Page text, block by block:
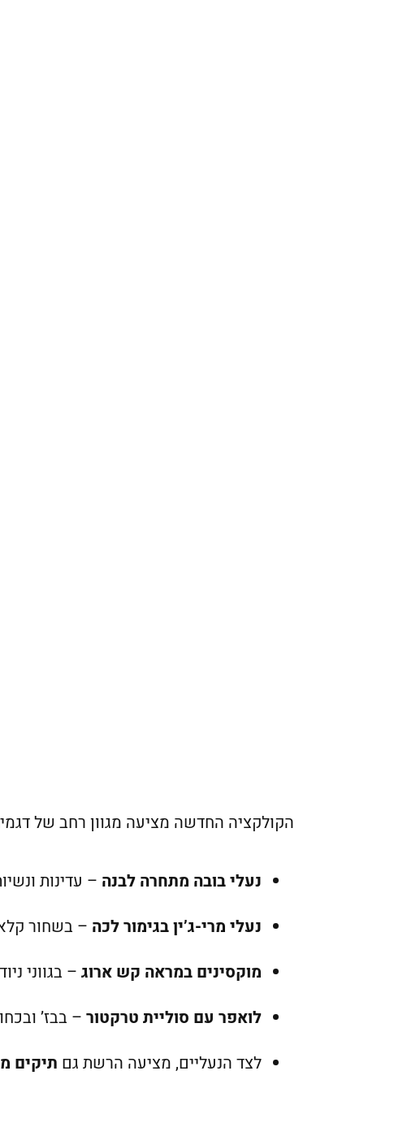
הקולקציה החדשה מציעה מגוון רחב של
נעלי בובה מתחרה לבנה – עדינות
נעלי מרי-ג’ין בגימור לכה – בשחור
מוקסינים במראה קש ארוג– בגווני
לואפר עם סוליית טרקטור– בבז’
לצד הנעליים, מציעה הרשת גם תיקים